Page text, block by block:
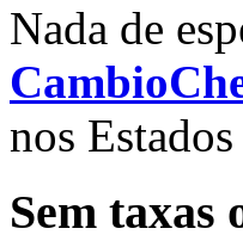
Nada de
nos
Sem taxas